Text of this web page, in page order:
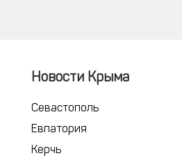
Новости Крыма
Севастополь
Евпатория
Керчь